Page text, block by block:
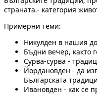
страната.- категория
Примерни теми:
Никулден в нашия
Бъдни вечер, както
Сурва-сурва -
Йордановден - да
Българската
Ивановден - как се